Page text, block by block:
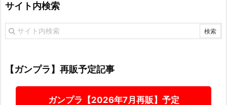
サイト内検索
【ガンプラ】再販予定記事
ガンプラ【2026年7月再販】予定